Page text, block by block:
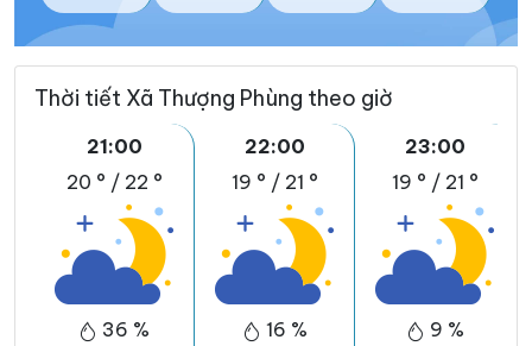
Thời tiết Xã Thượng Phùng theo giờ
21:00
20 ° / 22 °
36 %
22:00
19 ° / 21 °
16 %
23:00
19 ° / 21 °
9 %